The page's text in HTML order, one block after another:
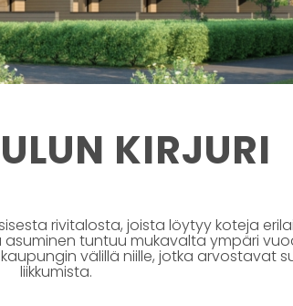
KIRJURI
rivitalosta, joista löytyy koteja
tuntuu mukavalta ympäri
välillä niille, jotka arvostavat
liikkumista.